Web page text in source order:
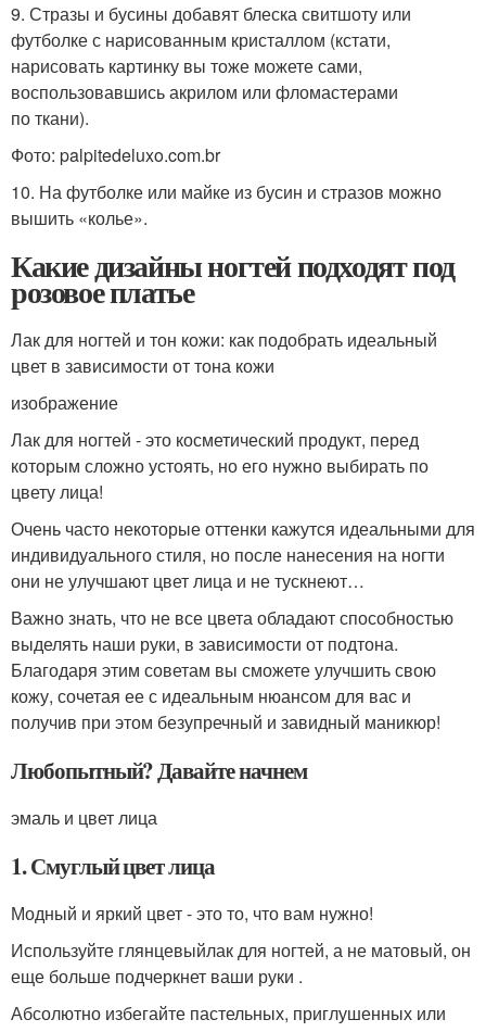
9. Стразы и бусины добавят блеска свитшоту или
футболке с нарисованным кристаллом (кстати,
нарисовать картинку вы тоже можете сами,
воспользовавшись акрилом или фломастерами
по ткани).
Фото: palpitedeluxo.com.br
10. На футболке или майке из бусин и стразов можно
вышить «колье».
Какие дизайны ногтей подходят под
розовое платье
Лак для ногтей и тон кожи: как подобрать идеальный
цвет в зависимости от тона кожи
изображение
Лак для ногтей - это косметический продукт, перед
которым сложно устоять, но его нужно выбирать по
цвету лица!
Очень часто некоторые оттенки кажутся идеальными для
индивидуального стиля, но после нанесения на ногти
они не улучшают цвет лица и не тускнеют…
Важно знать, что не все цвета обладают способностью
выделять наши руки, в зависимости от подтона.
Благодаря этим советам вы сможете улучшить свою
кожу, сочетая ее с идеальным нюансом для вас и
получив при этом безупречный и завидный маникюр!
Любопытный? Давайте начнем
эмаль и цвет лица
1. Смуглый цвет лица
Модный и яркий цвет - это то, что вам нужно!
Используйте глянцевыйлак для ногтей, а не матовый, он
еще больше подчеркнет ваши руки .
Абсолютно избегайте пастельных, приглушенных или